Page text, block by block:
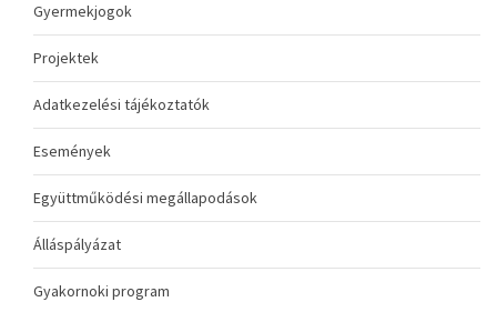
Gyermekjogok
Projektek
Adatkezelési tájékoztatók
Események
Együttműködési megállapodások
Álláspályázat
Gyakornoki program